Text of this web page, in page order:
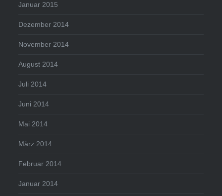
Januar 2015
Dezember 2014
November 2014
August 2014
Juli 2014
Juni 2014
Mai 2014
März 2014
Februar 2014
Januar 2014